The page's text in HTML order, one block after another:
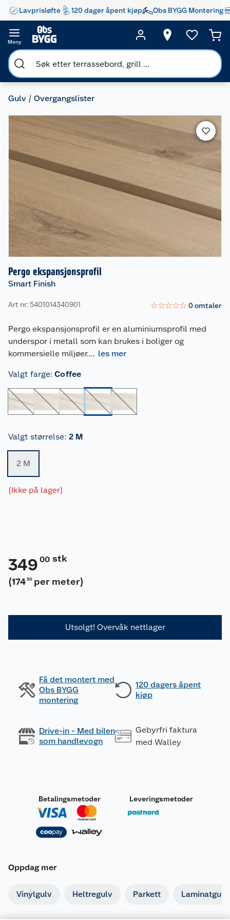
Lavprisløfte 120 dager åpent kjøp Obs BYGG Montering
Meny
Gulv Overgangslister
Pergo ekspansjonsprofil
Smart Finish
Art nr: 5401014340901 ☆☆☆☆☆ 0omtaler
Pergo ekspansjonsprofil er en aluminiumsprofil med
underspor i metall som kan brukes i boliger og
kommersielle miljøer.... les mer
Valgt farge: Coffee
Valgt størrelse: 2 M
2 M
(Ikke på lager)
349 00 stk
(174 50 per meter)
Utsolgt! Overvåk nettlager
Få det montert med
Obs BYGG
montering
120 dagers åpent
kjøp
Drive-in - Med bilen
som handlevogn
Gebyrfri faktura
med Walley
Betalingsmetoder Leveringsmetoder
Oppdag mer
Vinylgulv Heltregulv Parkett Laminatgulv